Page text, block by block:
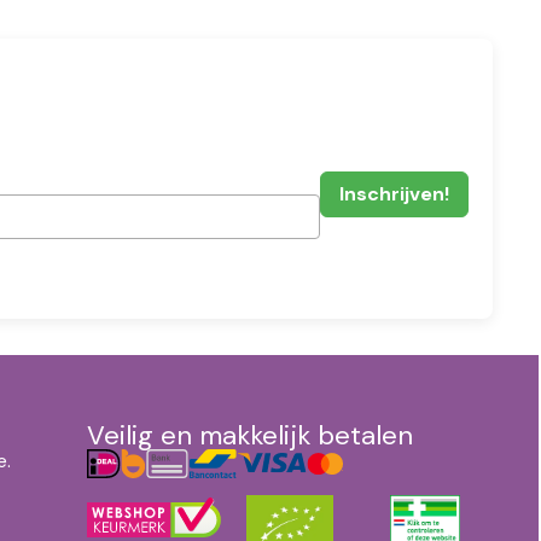
Veilig en makkelijk betalen